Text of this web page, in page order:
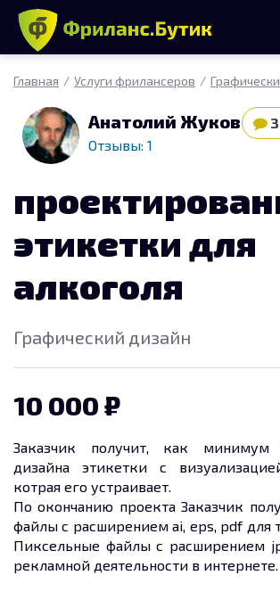
Главная Услуги фрилансеров
Анатолий Жуков
Отзывы: 1
этикетки для
алкоголя
Графический дизайн
10 000
Заказчик получит, как минимум
дизайна этикетки с
котрая его устраивает.
По окончанию проекта Заказчик
файлы с расширением ai, eps, pdf для
Пиксельные файлы с расширением
рекламной деятельности в интернете.